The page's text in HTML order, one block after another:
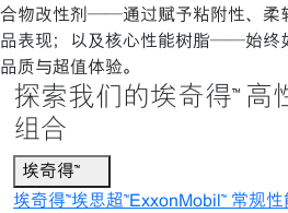
合物改性剂——通过赋予粘附性、柔
品表现；以及核心性能树脂——始终
品质与超值体验。
探索我们的埃奇得™ 高
组合
埃奇得™
埃奇得™埃思超™ExxonMobil™ 常规